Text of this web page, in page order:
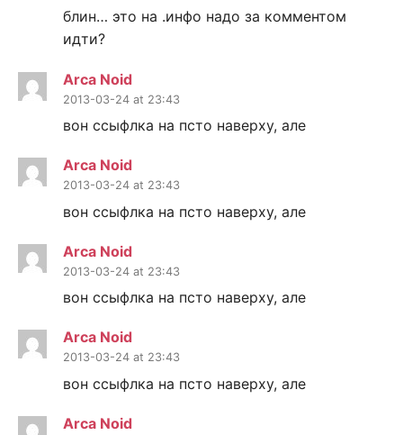
блин… это на .инфо надо за комментом
идти?
Arca Noid
2013-03-24 at 23:43
вон ссыфлка на псто наверху, але
Arca Noid
2013-03-24 at 23:43
вон ссыфлка на псто наверху, але
Arca Noid
2013-03-24 at 23:43
вон ссыфлка на псто наверху, але
Arca Noid
2013-03-24 at 23:43
вон ссыфлка на псто наверху, але
Arca Noid